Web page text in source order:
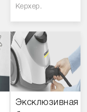
Керхер.
Эксклюзивная